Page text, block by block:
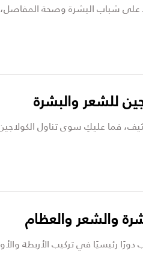
شباب البشرة وصحة المفاصل،
للشعر والبشرة
فما عليكِ سوى تناول
والشعر والعظام